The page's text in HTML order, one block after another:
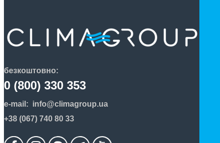
безкоштовно:
0 (800) 330 353
e-mail: info@climagroup.ua
+38 (067) 740 80 33